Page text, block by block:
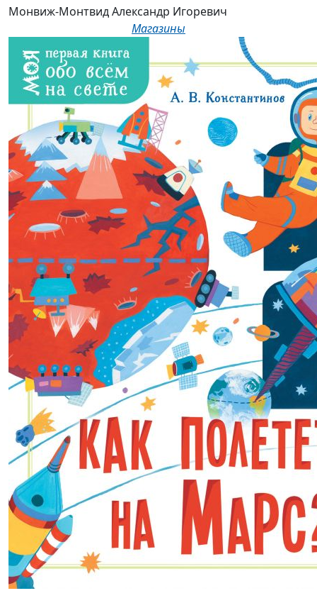
Монвиж-Монтвид Александр Игоревич
Магазины